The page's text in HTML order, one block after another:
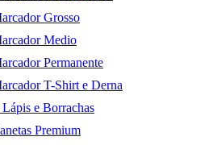
Grosso
Medio
Permanente
T-Shirt e Derna
Lápis e Borrachas
Premium